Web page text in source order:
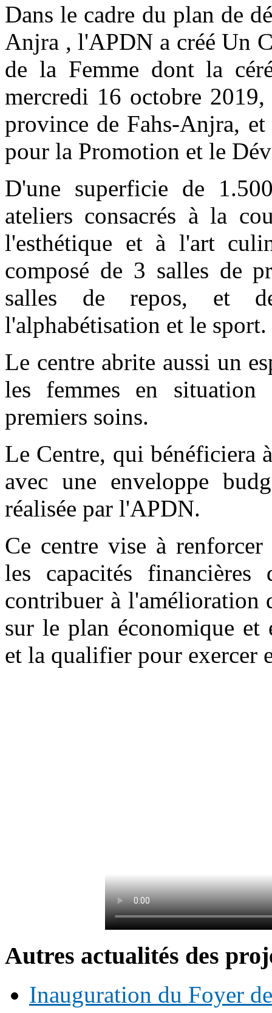
Dans le cadre du plan de
Anjra , l'APDN a créé Un
de la Femme dont la
mercredi 16 octobre
province de Fahs-Anjra,
pour la Promotion et le
D'une superficie de
ateliers consacrés à la
l'esthétique et à l'art
composé de 3 salles de
salles de repos, et
l'alphabétisation et le sport.
Le centre abrite aussi un
les femmes en
premiers soins.
Le Centre, qui bénéficiera
avec une enveloppe
réalisée par l'APDN.
Ce centre vise à
les capacités
contribuer à l'amélioration
sur le plan économique
et la qualifier pour exercer
Autres actualités des
Inauguration du Foyer